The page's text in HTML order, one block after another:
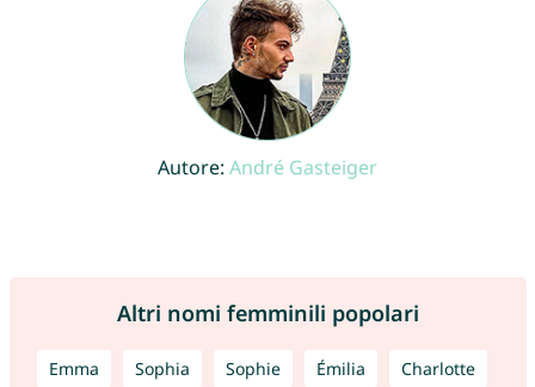
Autore: André Gasteiger
Altri nomi femminili popolari
Emma Sophia Sophie Émilia Charlotte